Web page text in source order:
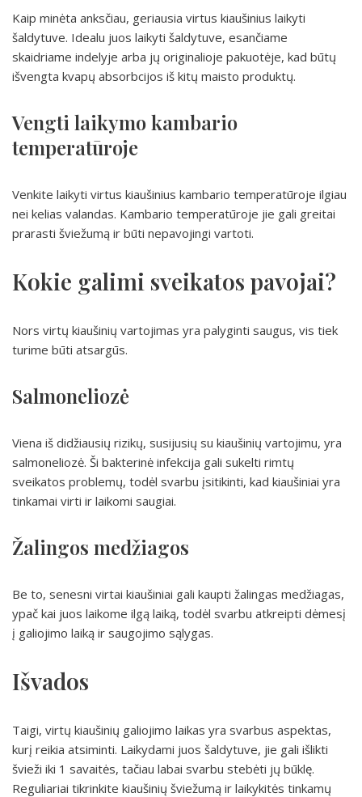
Kaip minėta anksčiau, geriausia virtus kiaušinius laikyti
šaldytuve. Idealu juos laikyti šaldytuve, esančiame
skaidriame indelyje arba jų originalioje pakuotėje, kad būtų
išvengta kvapų absorbcijos iš kitų maisto produktų.
Vengti laikymo kambario
temperatūroje
Venkite laikyti virtus kiaušinius kambario temperatūroje ilgiau
nei kelias valandas. Kambario temperatūroje jie gali greitai
prarasti šviežumą ir būti nepavojingi vartoti.
Kokie galimi sveikatos pavojai?
Nors virtų kiaušinių vartojimas yra palyginti saugus, vis tiek
turime būti atsargūs.
Salmoneliozė
Viena iš didžiausių rizikų, susijusių su kiaušinių vartojimu, yra
salmoneliozė. Ši bakterinė infekcija gali sukelti rimtų
sveikatos problemų, todėl svarbu įsitikinti, kad kiaušiniai yra
tinkamai virti ir laikomi saugiai.
Žalingos medžiagos
Be to, senesni virtai kiaušiniai gali kaupti žalingas medžiagas,
ypač kai juos laikome ilgą laiką, todėl svarbu atkreipti dėmesį
į galiojimo laiką ir saugojimo sąlygas.
Išvados
Taigi, virtų kiaušinių galiojimo laikas yra svarbus aspektas,
kurį reikia atsiminti. Laikydami juos šaldytuve, jie gali išlikti
švieži iki 1 savaitės, tačiau labai svarbu stebėti jų būklę.
Reguliariai tikrinkite kiaušinių šviežumą ir laikykitės tinkamų